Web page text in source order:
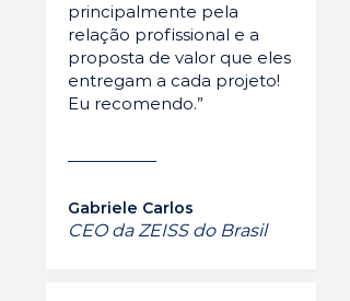
principalmente pela
relação profissional e a
proposta de valor que eles
entregam a cada projeto!
Eu recomendo.”
Gabriele Carlos
CEO da ZEISS do Brasil